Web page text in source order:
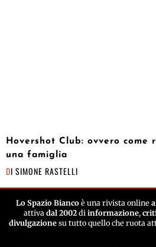
Hovershot Club: ovvero
una famiglia
DI SIMONE RASTELLI
Lo Spazio Biancoè una rivista online
attiva dal 2002 di informazione,
divulgazione su tutto quello che ruota